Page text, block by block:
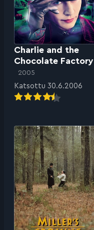
Charlie and the
Chocolate Factory
2005
Katsottu 30.6.2006